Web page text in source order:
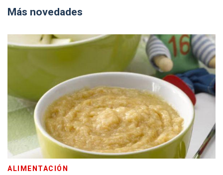
Más novedades
ALIMENTACIÓN